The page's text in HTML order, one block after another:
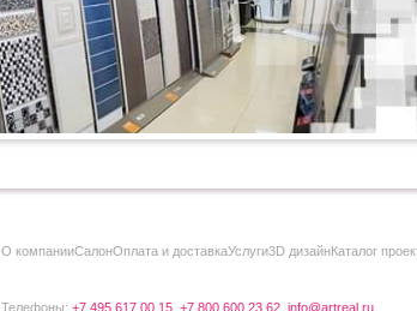
О компанииCалонОплата и доставкаУслуги3D дизайнКаталог
Телефоны: +7 495 617 00 15 +7 800 600 23 62 info@artreal.ru